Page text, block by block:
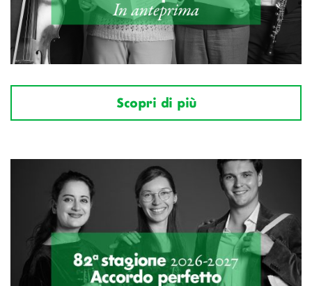
Scopri di più